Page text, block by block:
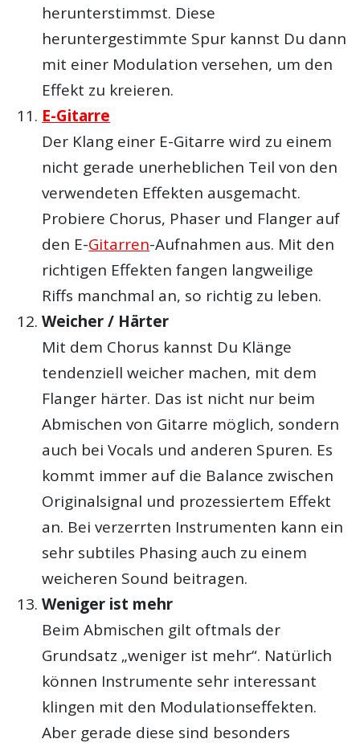
herunterstimmst. Diese
heruntergestimmte Spur kannst Du dann
mit einer Modulation versehen, um den
Effekt zu kreieren.
E-Gitarre
Der Klang einer E-Gitarre wird zu einem
nicht gerade unerheblichen Teil von den
verwendeten Effekten ausgemacht.
Probiere Chorus, Phaser und Flanger auf
den E-Gitarren-Aufnahmen aus. Mit den
richtigen Effekten fangen langweilige
Riffs manchmal an, so richtig zu leben.
Weicher / Härter
Mit dem Chorus kannst Du Klänge
tendenziell weicher machen, mit dem
Flanger härter. Das ist nicht nur beim
Abmischen von Gitarre möglich, sondern
auch bei Vocals und anderen Spuren. Es
kommt immer auf die Balance zwischen
Originalsignal und prozessiertem Effekt
an. Bei verzerrten Instrumenten kann ein
sehr subtiles Phasing auch zu einem
weicheren Sound beitragen.
Weniger ist mehr
Beim Abmischen gilt oftmals der
Grundsatz „weniger ist mehr“. Natürlich
können Instrumente sehr interessant
klingen mit den Modulationseffekten.
Aber gerade diese sind besonders